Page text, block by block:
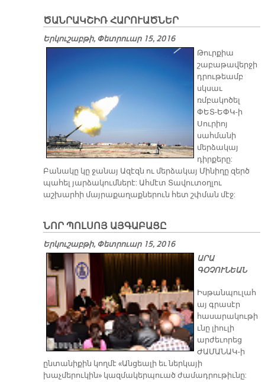
ԾԱՆՐԱԿՇԻՌ ՀԱՐՈՒԱԾՆԵՐ
Երկուշաբթի, Փետրուար 15, 2016
Թուրքիա
շաբաթավերջի
դրութեամբ
սկսաւ
ռմբակոծել
ՓԵՏ-ԵՓԿ-ի
Սուրիոյ
սահմանի
մերձակայ
դիրքերը:
Բանակը կը ջանայ Ազէզն ու մերձակայ Մինիղը զերծ
պահել յարձակումներէ: Ահմէտ Տավուտօղլու
աշխարհի մայրաքաղաքներուն հետ շփման մէջ:
ՆՈՐ ՊՈԼՍՈՅ ԱՅԳԱԲԱՑԸ
Երկուշաբթի, Փետրուար 15, 2016
ԱՐԱ
ԳՕՉՈՒՆԵԱՆ
Իսթանպուլահ
այ գրասէր
հասարակութի
ւնը լիուլի
արժեւորեց
ԺԱՄԱՆԱԿ-ի
ընտանիքին կողմէ «Անցեալի եւ ներկայի
խաչմերուկին» կազմակերպուած ժամադրութիւնը: